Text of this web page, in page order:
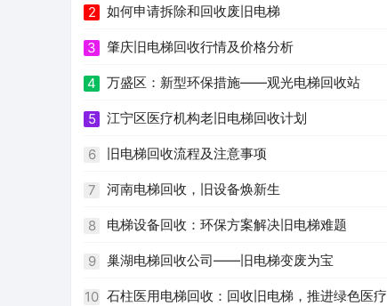
2 如何申请拆除和回收废旧电梯
3 肇庆旧电梯回收行情及价格分析
4 万盛区：新型环保措施——观光电梯回收站
5 江宁区医疗机构老旧电梯回收计划
6 旧电梯回收流程及注意事项
7 河南电梯回收，旧设备焕新生
8 电梯设备回收：环保方案解决旧电梯难题
9 巢湖电梯回收公司——旧电梯变废为宝
10 石柱医用电梯回收：回收旧电梯，推进绿色医疗